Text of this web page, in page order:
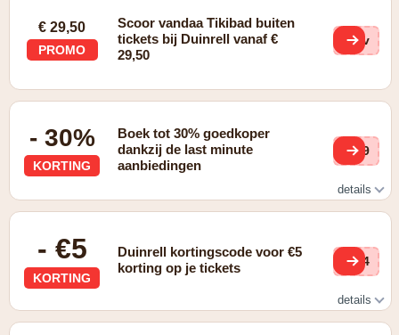
€ 29,50
PROMO
Scoor vandaa Tikibad buiten
tickets bij Duinrell vanaf €
29,50
1pv
- 30%
KORTING
Boek tot 30% goedkoper
dankzij de last minute
aanbiedingen
bN9
details
- €5
KORTING
Duinrell kortingscode voor €5
korting op je tickets
Cw4
details